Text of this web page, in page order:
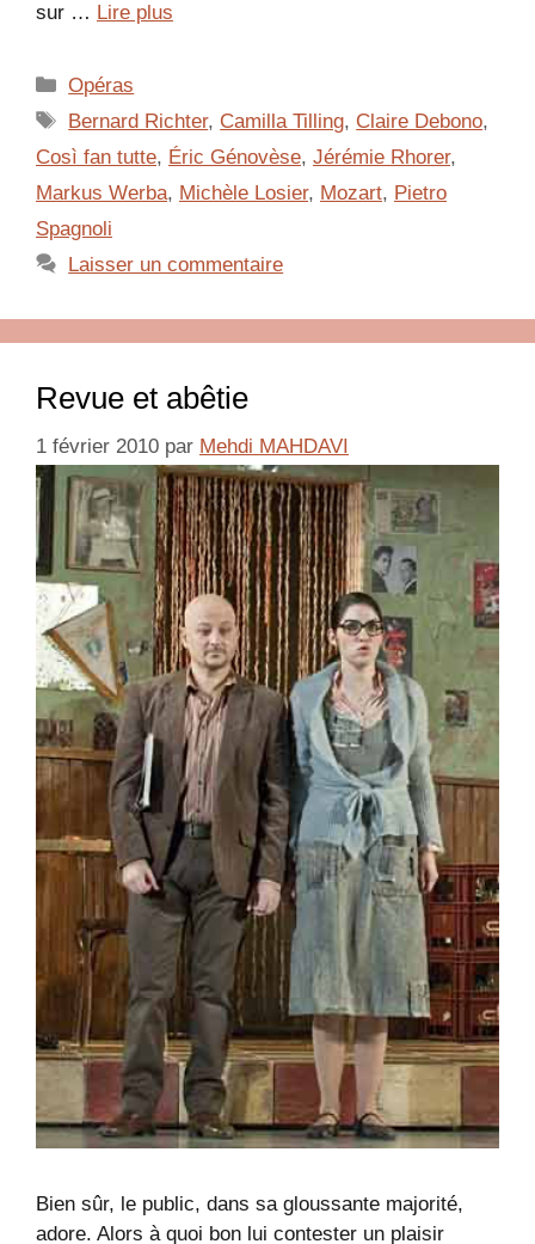
sur … Lire plus
Catégories
Opéras
Étiquettes
Bernard Richter, Camilla Tilling, Claire Debono,
Così fan tutte, Éric Génovèse, Jérémie Rhorer,
Markus Werba, Michèle Losier, Mozart, Pietro
Spagnoli
Laisser un commentaire
Revue et abêtie
1 février 2010 par Mehdi MAHDAVI
Bien sûr, le public, dans sa gloussante majorité,
adore. Alors à quoi bon lui contester un plaisir